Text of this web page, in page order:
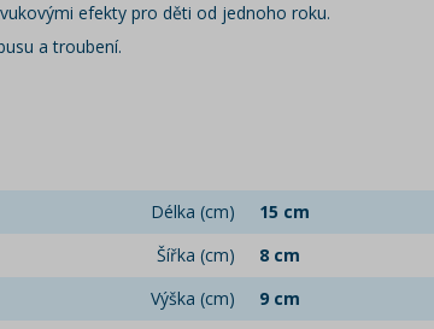
efekty pro děti od jednoho roku.
a troubení.
Délka (cm)
15 cm
Šířka (cm)
8 cm
Výška (cm)
9 cm